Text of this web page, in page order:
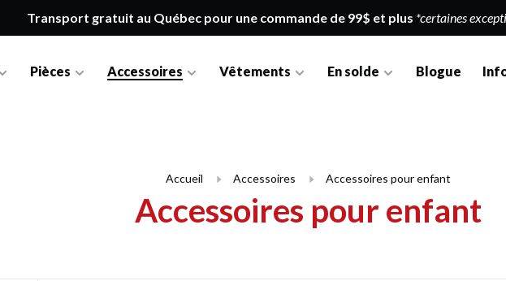
Transport gratuit au Québec pour une commande de 99$ et plus *certaines
Pièces Accessoires Vêtements En solde Blogue
Accueil Accessoires Accessoires pour enfant
Accessoires pour enfant